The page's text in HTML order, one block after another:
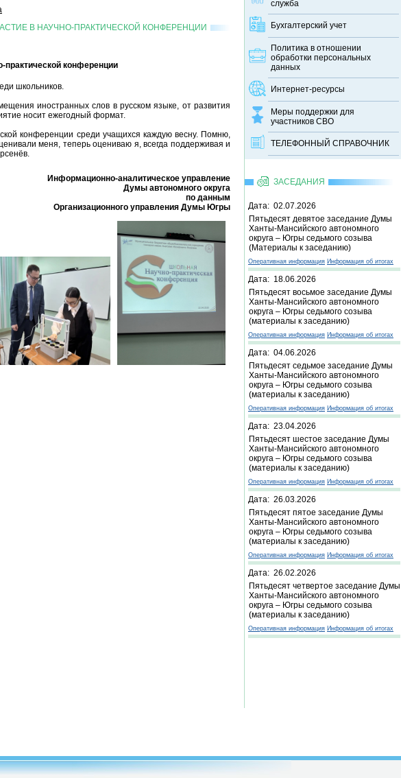
служба
Бухгалтерский учет
Политика в отношении
обработки персональных
данных
Интернет-ресурсы
Меры поддержки для
участников СВО
ТЕЛЕФОННЫЙ CПРАВОЧНИК
ЗАСЕДАНИЯ
Дата: 02.07.2026
Пятьдесят девятое заседание Думы
Ханты-Мансийского автономного
округа – Югры седьмого созыва
(Материалы к заседанию)
Оперативная информация Информация об итогах
Дата: 18.06.2026
Пятьдесят восьмое заседание Думы
Ханты-Мансийского автономного
округа – Югры седьмого созыва
(материалы к заседанию)
Оперативная информация Информация об итогах
Дата: 04.06.2026
Пятьдесят седьмое заседание Думы
Ханты-Мансийского автономного
округа – Югры седьмого созыва
(материалы к заседанию)
Оперативная информация Информация об итогах
Дата: 23.04.2026
Пятьдесят шестое заседание Думы
Ханты-Мансийского автономного
округа – Югры седьмого созыва
(материалы к заседанию)
Оперативная информация Информация об итогах
Дата: 26.03.2026
Пятьдесят пятое заседание Думы
Ханты-Мансийского автономного
округа – Югры седьмого созыва
(материалы к заседанию)
Оперативная информация Информация об итогах
Дата: 26.02.2026
Пятьдесят четвертое заседание Думы
Ханты-Мансийского автономного
округа – Югры седьмого созыва
(материалы к заседанию)
Оперативная информация Информация об итогах
В НАУЧНО-ПРАКТИЧЕСКОЙ КОНФЕРЕНЦИИ
практической конференции
школьников.
иностранных слов в русском языке, от развития
носит ежегодный формат.
конференции среди учащихся каждую весну. Помню,
меня, теперь оцениваю я, всегда поддерживая и
Информационно-аналитическое управление
Думы автономного округа
по данным
Организационного управления Думы Югры